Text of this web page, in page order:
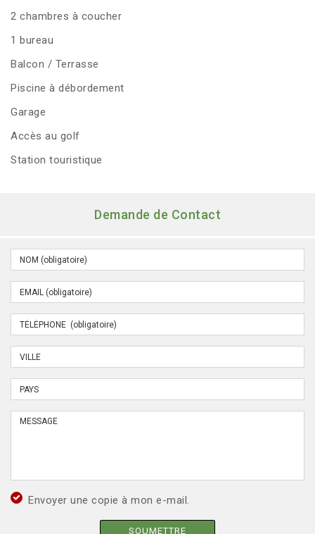
2 chambres à coucher
1 bureau
Balcon / Terrasse
Piscine à débordement
Garage
Accès au golf
Station touristique
Demande de Contact
Envoyer une copie à mon e-mail.
SOUMETTRE